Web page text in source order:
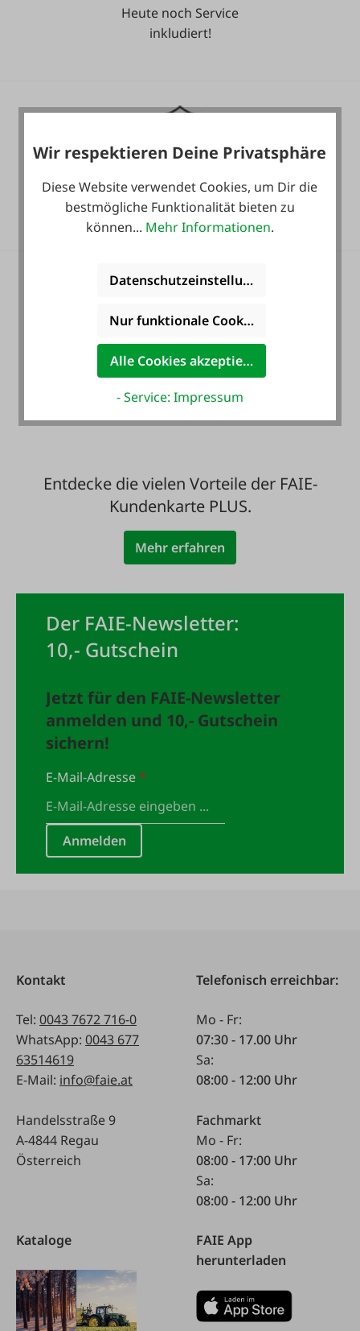
Heute noch Service
inkludiert!
36 Monate
Langzeit-Garantie.
Zahlung auf Wunsch
mit Rechnung - auch
für Neukunden
Entdecke die vielen Vorteile der FAIE-
Kundenkarte PLUS.
Mehr erfahren
Der FAIE-Newsletter:
10,- Gutschein
Jetzt für den FAIE-Newsletter
anmelden und 10,- Gutschein
sichern!
E-Mail-Adresse*
Anmelden
Kontakt
Tel: 0043 7672 716-0
WhatsApp: 0043 677
63514619
E-Mail: info@faie.at
Handelsstraße 9
A-4844 Regau
Österreich
Telefonisch erreichbar:
Mo - Fr:
07:30 - 17.00 Uhr
Sa:
08:00 - 12:00 Uhr
Fachmarkt
Mo - Fr:
08:00 - 17:00 Uhr
Sa:
08:00 - 12:00 Uhr
Kataloge
FAIE App
herunterladen
Wir respektieren Deine Privatsphäre
Diese Website verwendet Cookies, um Dir die
bestmögliche Funktionalität bieten zu
können... Mehr Informationen.
Datenschutzeinstellungen
Nur funktionale Cookies akzeptieren
Alle Cookies akzeptieren
- Service: Impressum